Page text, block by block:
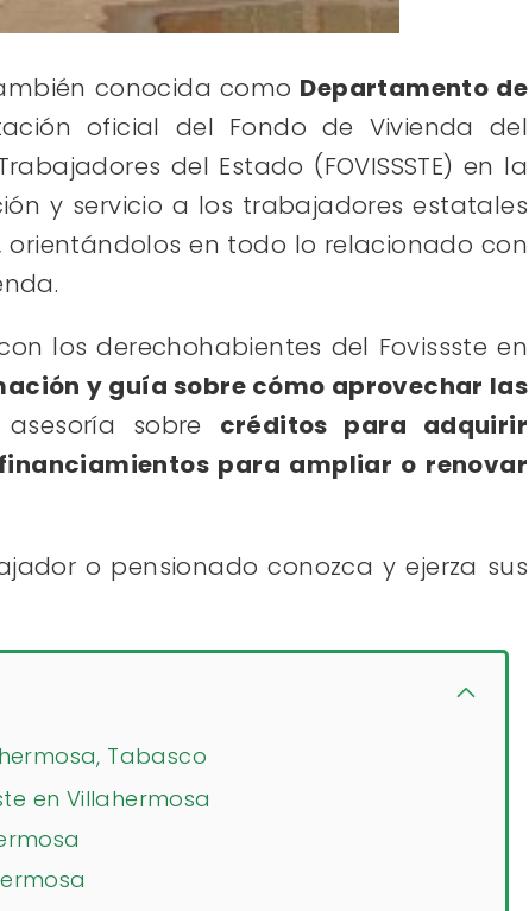
conocida como Departamento de
oficial del Fondo de Vivienda del
del Estado (FOVISSSTE) en la
y servicio a los trabajadores estatales
orientándolos en todo lo relacionado con
los derechohabientes del Fovissste en
y guía sobre cómo aprovechar las
sobre créditos para adquirir
para ampliar o renovar
o pensionado conozca y ejerza sus
Tabasco
en Villahermosa